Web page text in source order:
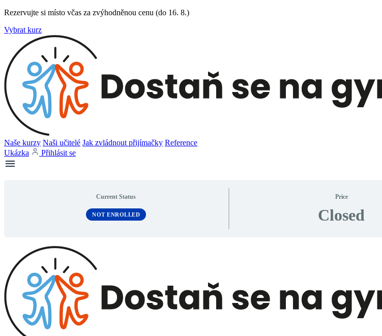
Rezervujte si místo včas za zvýhodněnou cenu (do 16. 8.)
Vybrat kurz
Naše kurzy Naši učitelé Jak zvládnout přijímačky Reference
Ukázka
Přihlásit se
Current Status
NOT ENROLLED
Price
Closed